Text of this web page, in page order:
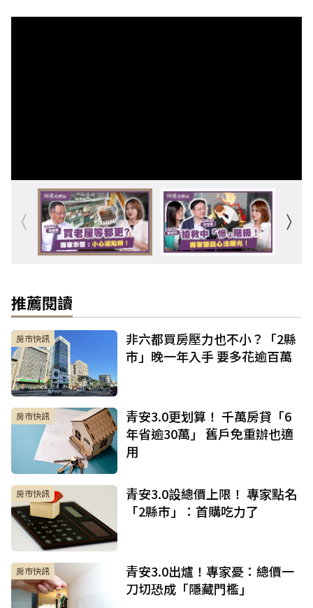
推薦閱讀
房市快訊
非六都買房壓力也不小？「2縣
市」晚一年入手 要多花逾百萬
房市快訊
青安3.0更划算！ 千萬房貸「6
年省逾30萬」 舊戶免重辦也適
用
房市快訊
青安3.0設總價上限！ 專家點名
「2縣市」：首購吃力了
房市快訊
青安3.0出爐！專家憂：總價一
刀切恐成「隱藏門檻」